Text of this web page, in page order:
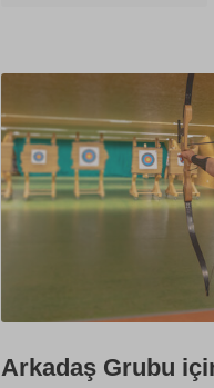
Arkadaş Grubu